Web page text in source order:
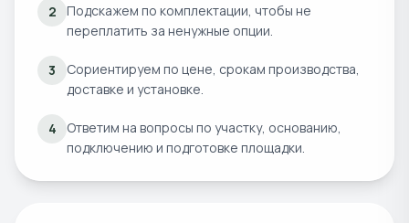
2
Подскажем по комплектации, чтобы не
переплатить за ненужные опции.
3
Сориентируем по цене, срокам производства,
доставке и установке.
4
Ответим на вопросы по участку, основанию,
подключению и подготовке площадки.